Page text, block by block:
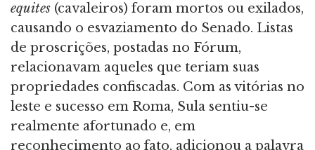
equites (cavaleiros) foram mortos ou exilados,
causando o esvaziamento do Senado. Listas
de proscrições, postadas no Fórum,
relacionavam aqueles que teriam suas
propriedades confiscadas. Com as vitórias no
leste e sucesso em Roma, Sula sentiu-se
realmente afortunado e, em
reconhecimento ao fato, adicionou a palavra